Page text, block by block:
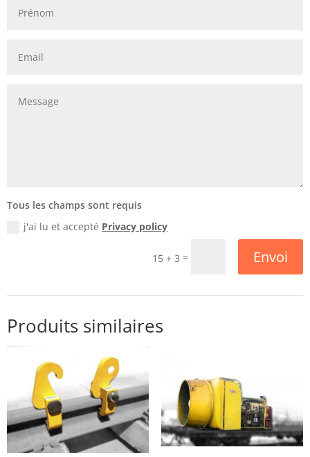
Tous les champs sont requis
j'ai lu et accepté Privacy policy
15 + 3 = Envoi
Produits similaires